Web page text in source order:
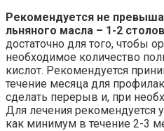
Рекомендуется не
льняного масла – 1-2
достаточно для того, чтобы
необходимое количество
кислот. Рекомендуется
течение месяца для
сделать перерыв и, при
Для лечения рекомендуется
как минимум в течение 2-3